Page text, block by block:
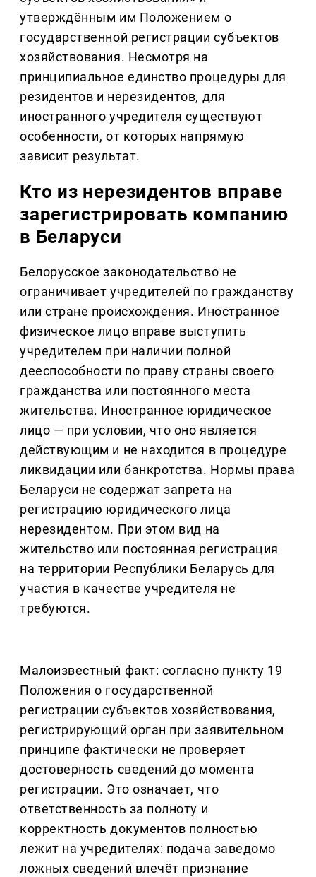
утверждённым им Положением о
государственной регистрации субъектов
хозяйствования. Несмотря на
принципиальное единство процедуры для
резидентов и нерезидентов, для
иностранного учредителя существуют
особенности, от которых напрямую
зависит результат.
Кто из нерезидентов вправе
зарегистрировать компанию
в Беларуси
Белорусское законодательство не
ограничивает учредителей по гражданству
или стране происхождения. Иностранное
физическое лицо вправе выступить
учредителем при наличии полной
дееспособности по праву страны своего
гражданства или постоянного места
жительства. Иностранное юридическое
лицо — при условии, что оно является
действующим и не находится в процедуре
ликвидации или банкротства. Нормы права
Беларуси не содержат запрета на
регистрацию юридического лица
нерезидентом. При этом вид на
жительство или постоянная регистрация
на территории Республики Беларусь для
участия в качестве учредителя не
требуются.
Малоизвестный факт: согласно пункту 19
Положения о государственной
регистрации субъектов хозяйствования,
регистрирующий орган при заявительном
принципе фактически не проверяет
достоверность сведений до момента
регистрации. Это означает, что
ответственность за полноту и
корректность документов полностью
лежит на учредителях: подача заведомо
ложных сведений влечёт признание